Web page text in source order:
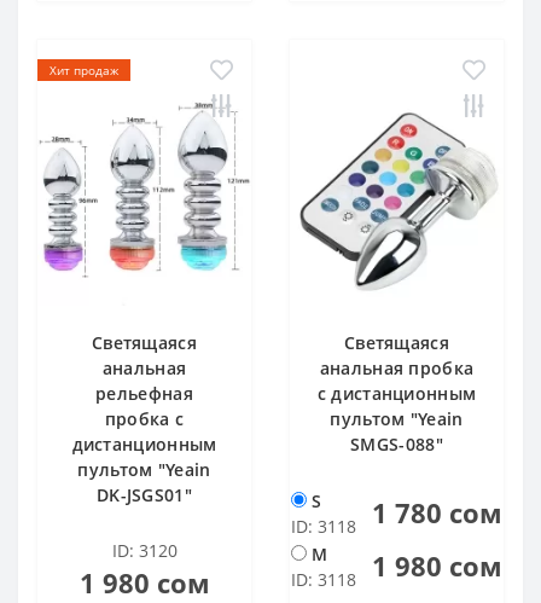
Хит продаж
Светящаяся
анальная
рельефная
пробка с
дистанционным
пультом "Yeain
DK-JSGS01"
ID: 3120
1 980 сом
Светящаяся
анальная пробка
с дистанционным
пультом "Yeain
SMGS-088"
S
ID: 3118
1 780 сом
M
ID: 3118
1 980 сом